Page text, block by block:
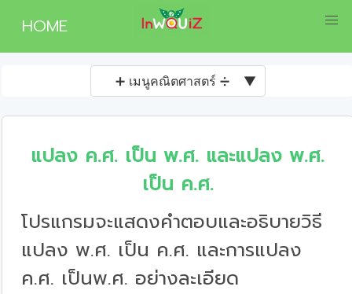
HOME
➕ เมนูคณิตศาสตร์ ➗ ▼
แปลง ค.ศ. เป็น พ.ศ. และแปลง พ.ศ.
เป็น ค.ศ.
โปรแกรมจะแสดงคำตอบและอธิบายวิธี
แปลง พ.ศ. เป็น ค.ศ. และการแปลง
ค.ศ. เป็นพ.ศ. อย่างละเอียด